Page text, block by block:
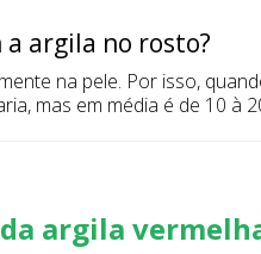
argila no rosto?
na pele. Por isso,
mas em média é de 10 à
argila